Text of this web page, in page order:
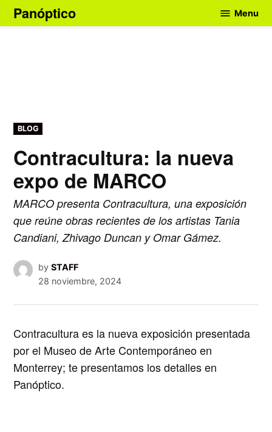
Skip
to
Panóptico Menu
POSTED
IN
BLOG
Contracultura: la nueva
expo de MARCO
MARCO presenta Contracultura, una exposición
que reúne obras recientes de los artistas Tania
Candiani, Zhivago Duncan y Omar Gámez.
by STAFF
28 noviembre, 2024
Contracultura es la nueva exposición presentada
por el Museo de Arte Contemporáneo en
Monterrey; te presentamos los detalles en
Panóptico.